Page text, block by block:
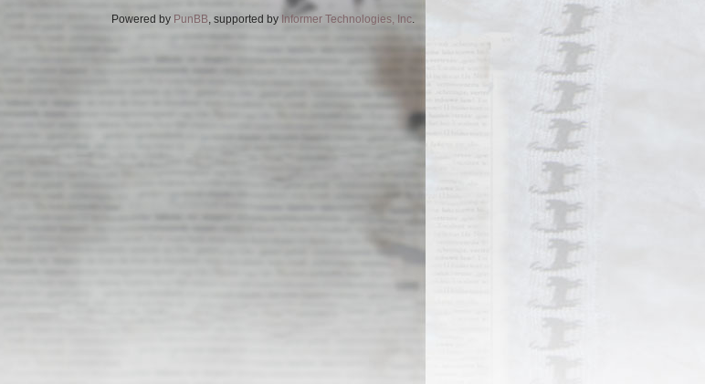
Powered by PunBB, supported by Informer Technologies, Inc.